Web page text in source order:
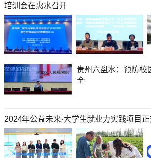
培训会在惠水召开
贵州六盘水：预防校
全
2024年公益未来·大学生就业力实践项目